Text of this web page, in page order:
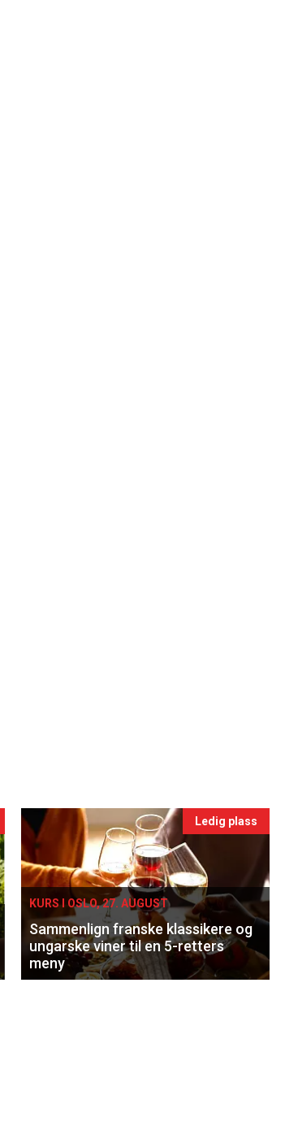
Ledig plass
KURS I OSLO, 27. AUGUST
Sammenlign franske klassikere og
ungarske viner til en 5-retters
meny